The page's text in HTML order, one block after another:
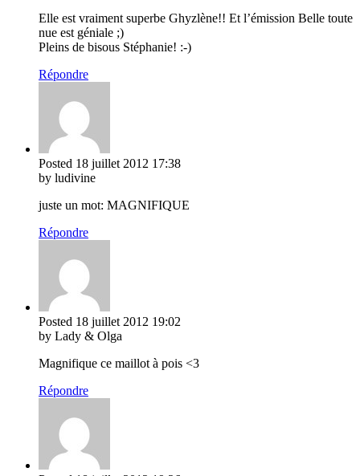
Elle est vraiment superbe Ghyzlène!! Et l’émission Belle toute
nue est géniale ;)
Pleins de bisous Stéphanie! :-)
Répondre
Posted 18 juillet 2012 17:38
by ludivine
juste un mot: MAGNIFIQUE
Répondre
Posted 18 juillet 2012 19:02
by Lady & Olga
Magnifique ce maillot à pois <3
Répondre